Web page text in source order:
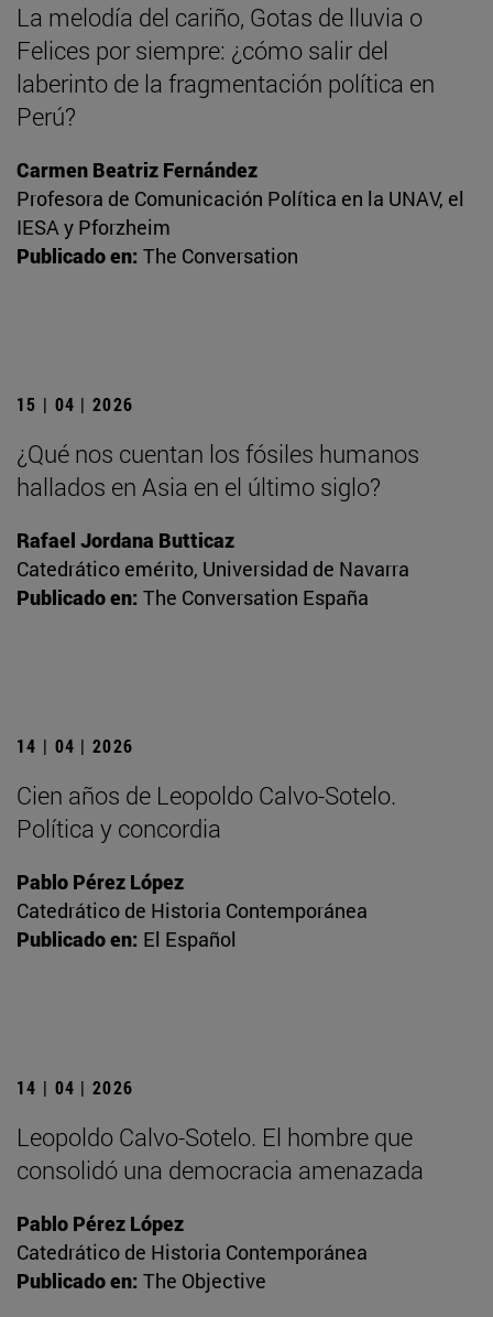
La melodía del cariño, Gotas de lluvia o
Felices por siempre: ¿cómo salir del
laberinto de la fragmentación política en
Perú?
Carmen Beatriz Fernández
Profesora de Comunicación Política en la UNAV, el
IESA y Pforzheim
Publicado en: The Conversation
15 | 04 | 2026
¿Qué nos cuentan los fósiles humanos
hallados en Asia en el último siglo?
Rafael Jordana Butticaz
Catedrático emérito, Universidad de Navarra
Publicado en: The Conversation España
14 | 04 | 2026
Cien años de Leopoldo Calvo-Sotelo.
Política y concordia
Pablo Pérez López
Catedrático de Historia Contemporánea
Publicado en: El Español
14 | 04 | 2026
Leopoldo Calvo-Sotelo. El hombre que
consolidó una democracia amenazada
Pablo Pérez López
Catedrático de Historia Contemporánea
Publicado en: The Objective